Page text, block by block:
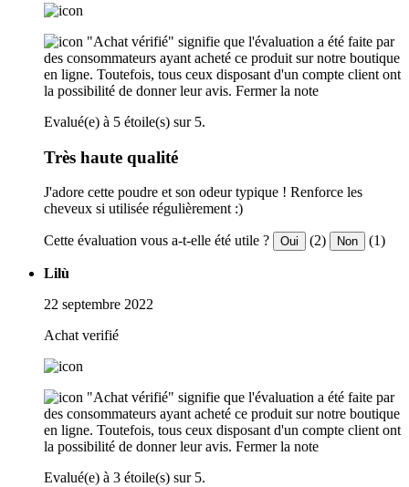
"Achat vérifié" signifie que l'évaluation a été faite par
des consommateurs ayant acheté ce produit sur notre boutique
en ligne. Toutefois, tous ceux disposant d'un compte client ont
la possibilité de donner leur avis. Fermer la note
Evalué(e) à 5 étoile(s) sur 5.
Très haute qualité
J'adore cette poudre et son odeur typique ! Renforce les
cheveux si utilisée régulièrement :)
Cette évaluation vous a-t-elle été utile ? Oui (2) Non (1)
Lilù
22 septembre 2022
Achat verifié
"Achat vérifié" signifie que l'évaluation a été faite par
des consommateurs ayant acheté ce produit sur notre boutique
en ligne. Toutefois, tous ceux disposant d'un compte client ont
la possibilité de donner leur avis. Fermer la note
Evalué(e) à 3 étoile(s) sur 5.